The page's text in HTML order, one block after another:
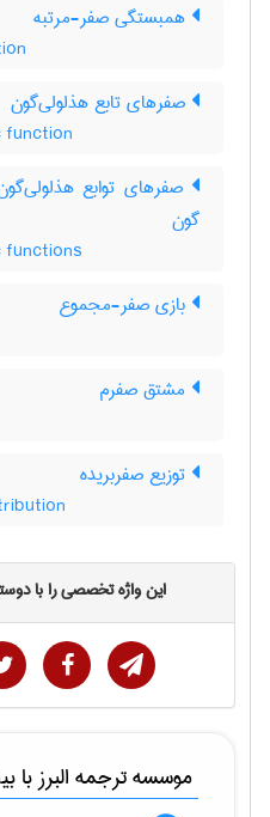
همبستگی صفر-مرتبه
صفرهای تابع هذلولی‌گون
صفرهای توابع
گون
بازی صفر-مجموع
مشتق صفرم
توزیع صفربریده
این واژه تخصصی را با
موسسه ترجمه البرز با